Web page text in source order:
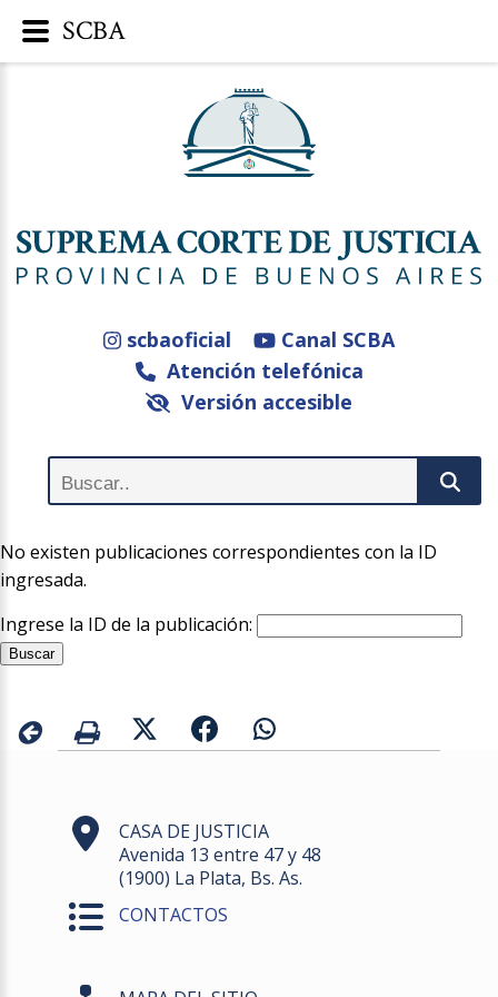
scbaoficial
Canal SCBA
Atención telefónica
Versión accesible
No existen publicaciones correspondientes con la ID
ingresada.
Ingrese la ID de la publicación:
CASA DE JUSTICIA
Avenida 13 entre 47 y 48
(1900) La Plata, Bs. As.
CONTACTOS
SCBA